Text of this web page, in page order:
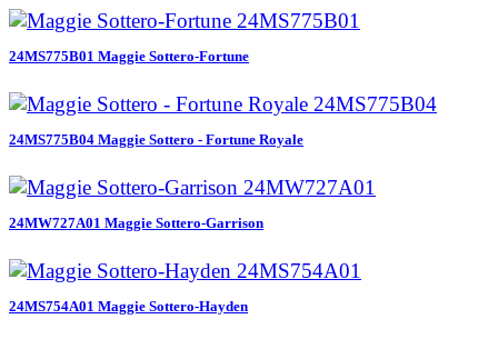
24MS775B01 Maggie Sottero-Fortune
24MS775B04 Maggie Sottero - Fortune Royale
24MW727A01 Maggie Sottero-Garrison
24MS754A01 Maggie Sottero-Hayden